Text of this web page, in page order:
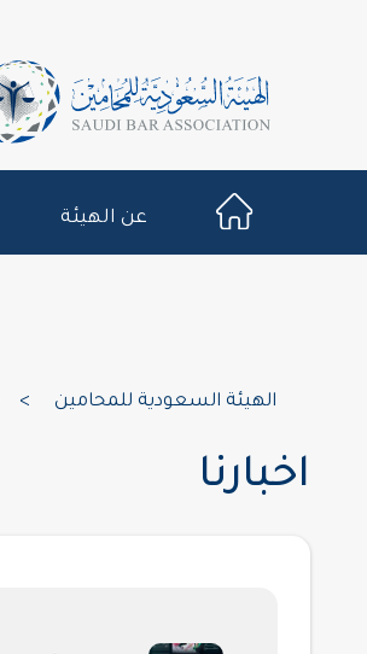
عن الهيئة
الهيئة السعودية للمحامين >
اخبارنا